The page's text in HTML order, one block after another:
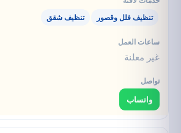
تنظيف فلل وقصور تنظيف شقق
غير معلنة
واتساب